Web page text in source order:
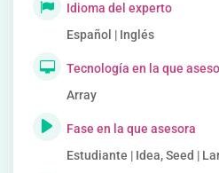
Idioma del experto
Español | Inglés
Tecnología en la que
Array
Fase en la que asesora
Estudiante | Idea, Seed |